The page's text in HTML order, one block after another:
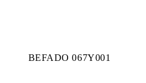
BEFADO 067Y001